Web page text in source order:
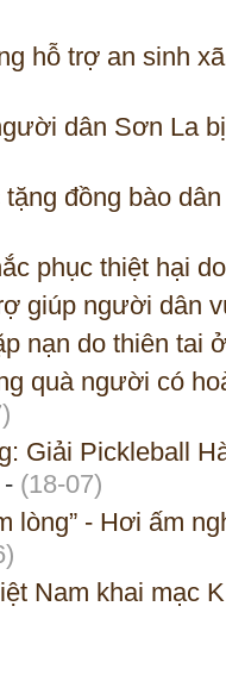
hỗ trợ an sinh
dân Sơn La
đồng bào
phục thiệt hại
giúp người dân
nạn do thiên tai
quà người có
Giải Pickleball
- (18-07)
lòng” - Hơi ấm
Nam khai mạc